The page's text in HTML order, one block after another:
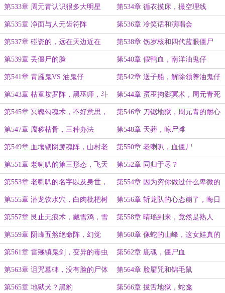
第533章 周元青认识很多大明星 第534章 循衣摸床，撮空理线
第535章 净面与人元齿符阵 第536章 冷笑话和演唱会
第537章 碰瓷的，远在天边近在
眼。
第538章 饬岁核和四代蓝眼僵尸
第539章 丢僵尸的脸 第540章 假鸭血，南洋油鬼仔
第541章 青靥鬼VS 油鬼仔 第542章 送子船，解除领养油鬼仔
协议
第543章 枯童坟罗阵，黑巫师，斗
法
第544章 虿巫拘影冥术，周元青死
定了
第545章 冥魄勾魂术，不好意思，
我也是紫袍天师
第546章 刀锯地狱，周元青的耐心
用完了
第547章 腐秽枯骨，三种办法 第548章 天葬，晾尸滩
第549章 血壤锁阴篪魂阵，山村老
尸
第550章 老喇叭，血僵尸
第551章 老喇叭的第三形态，飞天
魔鬼
第552章 同归于尽？
第553章 老喇叭的名字以及身世，
玄空子到来
第554章 因为穷你做过什么卑微的
事情？斩龙队
第555章 潜龙饮水穴，白肉枇杷树 第556章 斩龙队的心态崩了，晦日
第557章 艮止无痕术，藏雪鸡，雪
尸
第558章 晴瑶到来，竟然是熟人
第559章 阴峰五煞绝命阵，幻觉 第560章 像蛇的山峰，这女娃真的
很爱你
第561章 雷殛镇鬼剑，变异的毒虫
鼠蚁
第562章 庛魂，僵尸血
第563章 诅咒墓碑，没有脸的尸体 第564章 脸靥咒和锦毛鼠
第565章 地狱犬？黑豹 第566章 拔舌地狱，蛇龛